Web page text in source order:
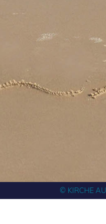
© KIRCHE